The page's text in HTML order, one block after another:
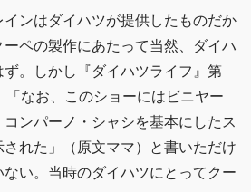
ンはダイハツが提供したものだか
ペの製作にあたって当然、ダイハ
。しかし『ダイハツライフ』第
「なお、このショーにはビニヤー
ンパーノ・シャシを基本にしたス
れた」（原文ママ）と書いただけ
い。当時のダイハツにとってクー